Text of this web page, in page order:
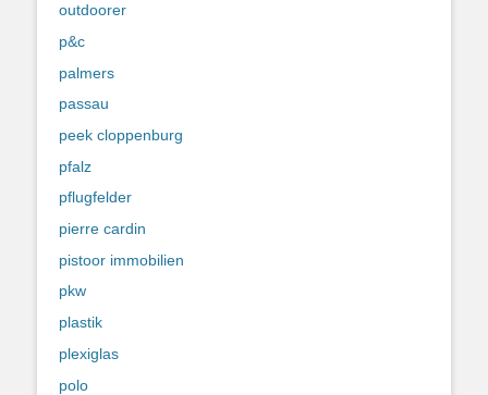
outdoorer
p&c
palmers
passau
peek cloppenburg
pfalz
pflugfelder
pierre cardin
pistoor immobilien
pkw
plastik
plexiglas
polo